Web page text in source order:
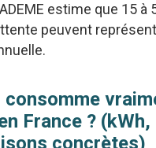
estime que 15
peuvent
consomme
France ? (kWh,
concrètes)